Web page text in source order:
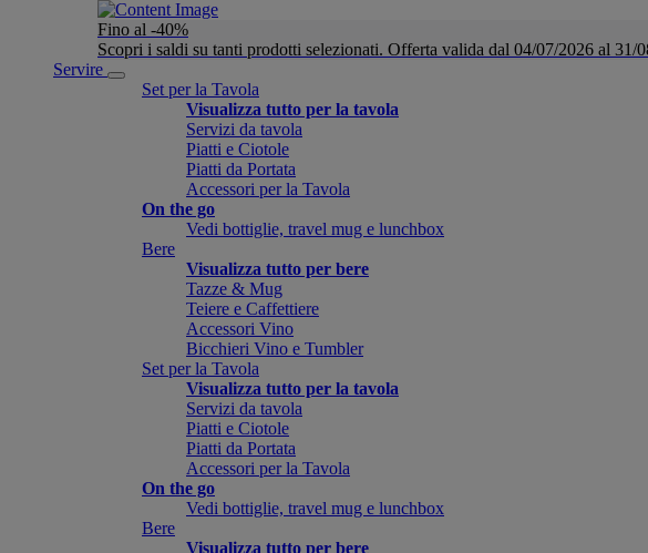
Fino al -40%
Scopri i saldi su tanti prodotti selezionati. Offerta valida dal 04/07/2026 al 31/
Servire
Set per la Tavola
Visualizza tutto per la tavola
Servizi da tavola
Piatti e Ciotole
Piatti da Portata
Accessori per la Tavola
On the go
Vedi bottiglie, travel mug e lunchbox
Bere
Visualizza tutto per bere
Tazze & Mug
Teiere e Caffettiere
Accessori Vino
Bicchieri Vino e Tumbler
Set per la Tavola
Visualizza tutto per la tavola
Servizi da tavola
Piatti e Ciotole
Piatti da Portata
Accessori per la Tavola
On the go
Vedi bottiglie, travel mug e lunchbox
Bere
Visualizza tutto per bere